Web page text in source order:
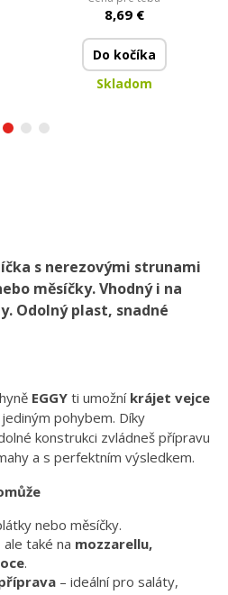
námahy
8,69 €
Do kočíka
Skladom
s nerezovými strunami
měsíčky. Vhodný i na
Odolný plast, snadné
EGGY ti umožní krájet vejce
jediným pohybem. Díky
konstrukci zvládneš přípravu
a s perfektním výsledkem.
nebo měsíčky.
ale také na mozzarellu,
.
– ideální pro saláty,